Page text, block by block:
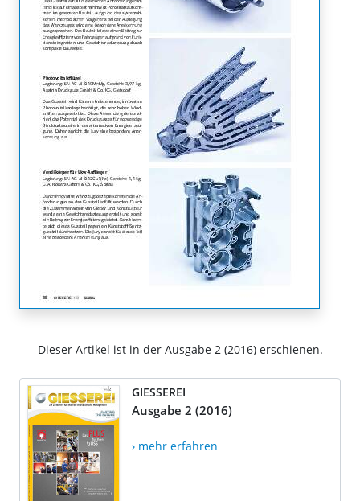
Dieser Artikel ist in der Ausgabe 2 (2016) erschienen.
GIESSEREI
Ausgabe 2 (2016)
› mehr erfahren